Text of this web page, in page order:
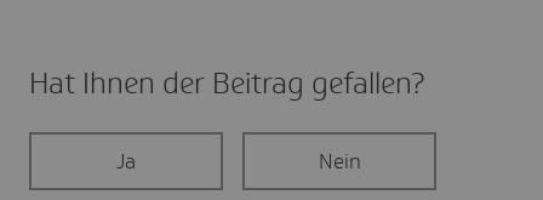
Hat Ihnen der Beitrag gefal­len?
Ja Nein